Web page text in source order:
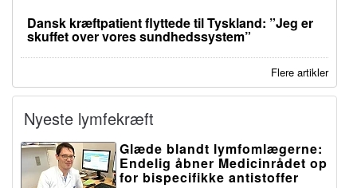
Dansk kræftpatient flyttede til Tyskland: ”Jeg er
skuffet over vores sundhedssystem”
Flere artikler
Nyeste lymfekræft
Glæde blandt lymfomlægerne:
Endelig åbner Medicinrådet op
for bispecifikke antistoffer